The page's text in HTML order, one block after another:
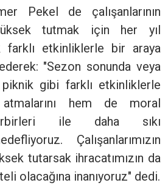
Pekel de çalışanlarının
tutmak için her yıl
farklı etkinliklerle bir araya
"Sezon sonunda veya
piknik gibi farklı etkinliklerle
hem de moral
ile daha sıkı
Çalışanlarımızın
tutarsak ihracatımızın da
olacağına inanıyoruz" dedi.